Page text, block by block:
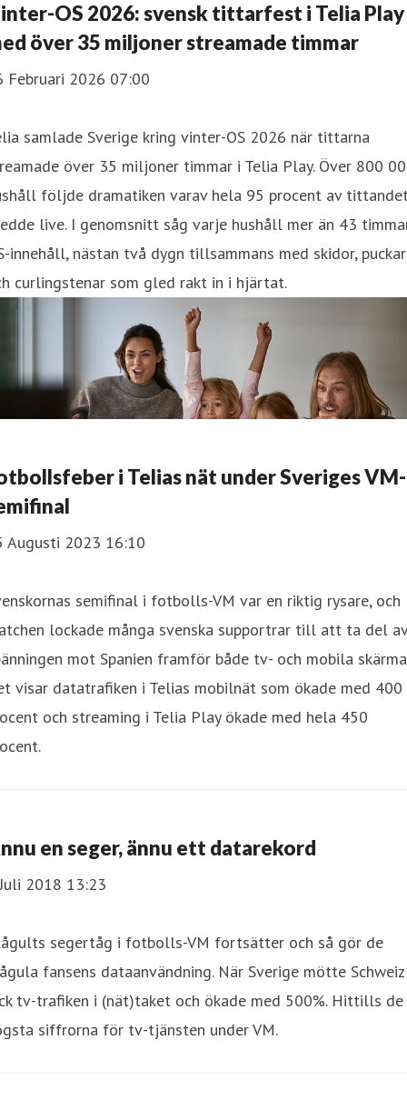
OS 2026: svensk tittarfest i Telia Play
över 35 miljoner streamade timmar
Februari 2026 07:00
samlade Sverige kring vinter-OS 2026 när tittarna
över 35 miljoner timmar i Telia Play. Över 800
följde dramatiken varav hela 95 procent av
live. I genomsnitt såg varje hushåll mer än 43
innehåll, nästan två dygn tillsammans med skidor, puckar
curlingstenar som gled rakt in i hjärtat.
i Telias nät under Sveriges VM-
Augusti 2023 16:10
semifinal i fotbolls-VM var en riktig rysare, och
lockade många svenska supportrar till att ta del av
mot Spanien framför både tv- och mobila
visar datatrafiken i Telias mobilnät som ökade med 400
och streaming i Telia Play ökade med hela 450
en seger, ännu ett datarekord
2018 13:23
segertåg i fotbolls-VM fortsätter och så gör de
fansens dataanvändning. När Sverige mötte Schweiz
tv-trafiken i (nät)taket och ökade med 500%. Hittills de
siffrorna för tv-tjänsten under VM.